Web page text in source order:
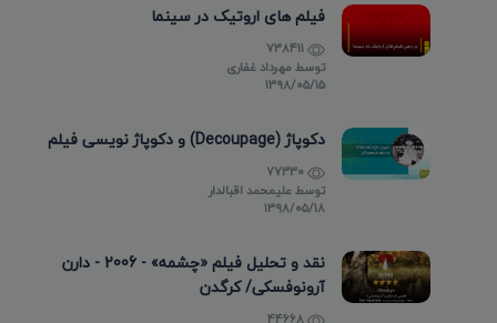
فیلم های اروتیک در سینما
توسط مهرداد غفاری
۱۳۹۸/۰۵/۱۵
دکوپاژ (Decoupage) و دکوپاژ نویسی فیلم
توسطعلیمحمد اقبالدار
۱۳۹۸/۰۵/۱۸
نقد و تحلیل فیلم «چشمه» - 2006 - دارن
آرونوفسکی/ کرگدن